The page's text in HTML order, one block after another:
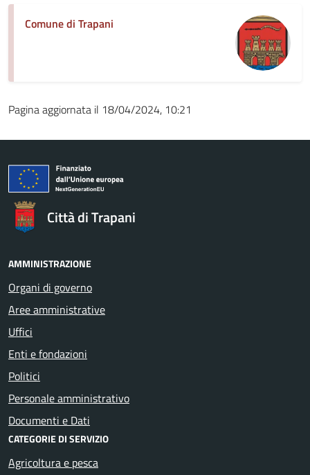
Comune di Trapani
Pagina aggiornata il 18/04/2024, 10:21
Città di Trapani
AMMINISTRAZIONE
Organi di governo
Aree amministrative
Uffici
Enti e fondazioni
Politici
Personale amministrativo
Documenti e Dati
CATEGORIE DI SERVIZIO
Agricoltura e pesca